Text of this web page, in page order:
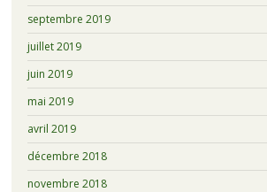
septembre 2019
juillet 2019
juin 2019
mai 2019
avril 2019
décembre 2018
novembre 2018